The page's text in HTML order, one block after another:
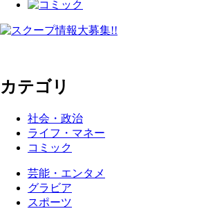
カテゴリ
社会・政治
ライフ・マネー
コミック
芸能・エンタメ
グラビア
スポーツ